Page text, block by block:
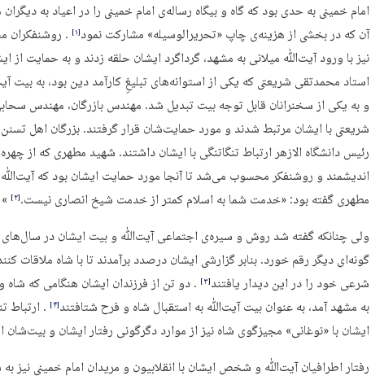
امام خمینی به حدی بود که گاه و بیگاه رساله‌ی امام خمینی را در اعیاد به
آن که در بخشی از هزینه‌ی چاپ «تحریرالوسیله» مشارکت نمود‏[۱]‎
. روشنفکران
نیز با ورود آیت‌ﷲ میلانی به مشهد، گرداگرد ایشان حلقه زدند و به حمایت از
استاد محمدتقی شریعتی که یکی از استوانه‌های تبلیغِ کارآمد دین بود، به بیت
و به یکی از سخنرانان قابل توجه بیت تبدیل شد. مهندس بازرگان، مهندس
شریعتی با ایشان مرتبط شدند و مورد حمایت‌شان قرار گرفتند. بزرگان اهل
رئیس دانشگاه الازهر ارتباط تنگاتنگی با ایشان داشتند. شهید مطهری که از
اندیشمند و روشنفکر محسوب می‌شد تا آنجا مورد حمایت ایشان بود که
مطهری گفته بود: «خدمت شما به اسلام کمتر از خدمت شیخ انصاری نیست.‏[۲]‎
»
ولی چنانکه گفته شد روش و سیره‌ی اجتماعی آیت‌ﷲ و بیت ایشان در سال‌های
گونه‌ای دیگر رقم خورد. بنابر گزارشی ایشان درصدد برآمدند تا با شاه ملاقات
شرعی خود را در این دیدار یافتند‏[۳]‎
. دو تن از فرزندان ایشان هنگامی که
به مشهد آمد، به عنوان بیت آیت‌ﷲ به استقبال شاه و فرح شتافتند‏[۴]‎
. ارتباط
ایشان با «نوغانی» مجیزگوی شاه نیز از موارد دگرگونی رفتار ایشان و
رفتار اطرافیان آیت‌ﷲ و شخص ایشان با انقلابیون و مریدان امام خمینی نیز